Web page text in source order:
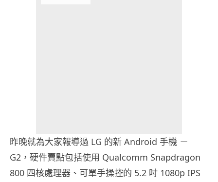
昨晚就為大家報導過 LG 的新 Android 手機 －
G2，硬件賣點包括使用 Qualcomm Snapdragon
800 四核處理器、可單手操控的 5.2 吋 1080p IPS